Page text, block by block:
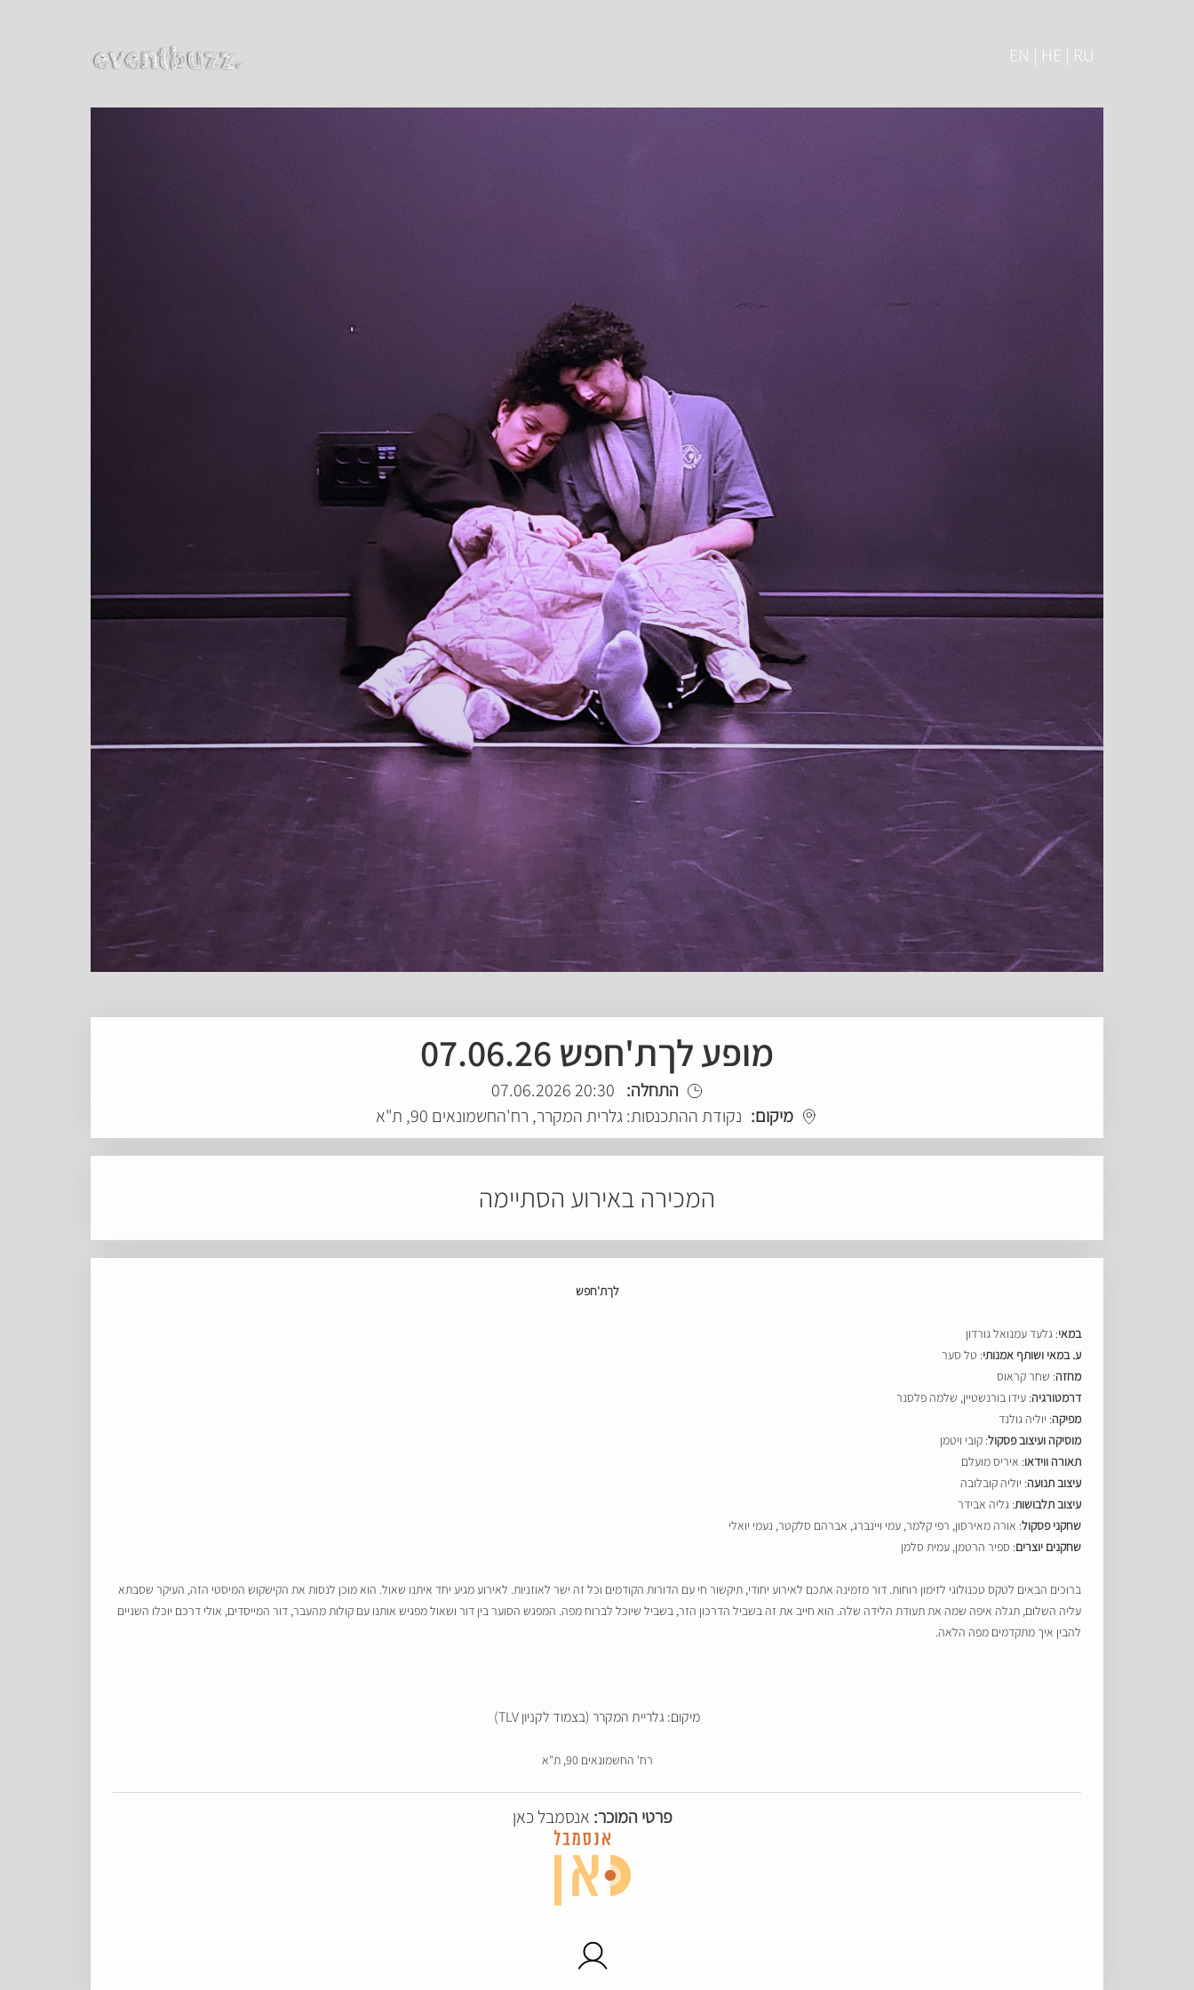
EN | HE | RU
מופע לךת'חפש 07.06.26
התחלה: 20:30 07.06.2026
מיקום: נקודת ההתכנסות: גלרית המקרר, רח'החשמונאים 90, ת"א
המכירה באירוע הסתיימה
לךת'חפש
במאי: גלעד עמנואל גורדון
ע. במאי ושותף אמנותי: טל סער
מחזה: שחר קראוס
דרמטורגיה: עידו בורנשטיין, שלמה פלסנר
מפיקה: יוליה גולנד
מוסיקה ועיצוב פסקול: קובי ויטמן
תאורה ווידאו: איריס מועלם
עיצוב תנועה: יוליה קובלובה
עיצוב תלבושות: גליה אבידר
שחקני פסקול: אורה מאירסון, רפי קלמר, עמי ויינברג, אברהם סלקטר, נעמי יואלי
שחקנים יוצרים: ספיר הרטמן, עמית סלמן
ברוכים הבאים לטקס טכנולוגי לזימון רוחות. דור מזמינה אתכם לאירוע יחודי, תיקשור חי עם הדורות הקודמים וכל זה ישר לאוזניות. לאירוע מגיע יחד איתנו שאול. הוא מוכן לנסות את הקישקוש המיסטי הזה, העיקר שסבתא
עליה השלום, תגלה איפה שמה את תעודת הלידה שלה. הוא חייב את זה בשביל הדרכון הזר, בשביל שיוכל לברוח מפה. המפגש הסוער בין דור ושאול מפגיש אותנו עם קולות מהעבר, דור המייסדים, אולי דרכם יוכלו השניים
להבין איך מתקדמים מפה הלאה.
מיקום: גלריית המקרר (בצמוד לקניון TLV)
רח' החשמונאים 90, ת"א
פרטי המוכר: אנסמבל כאן